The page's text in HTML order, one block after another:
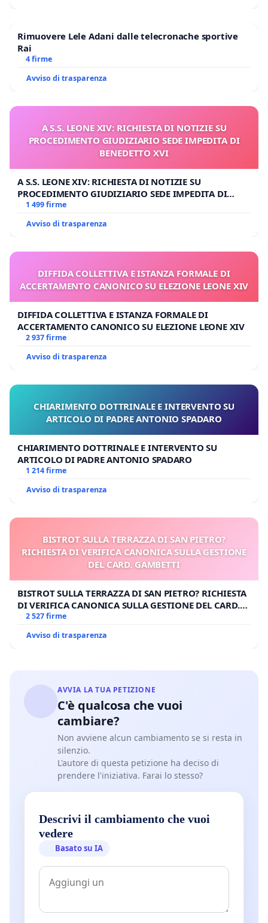
Rimuovere Lele Adani dalle telecronache sportive
Rai
4 firme
Avviso di trasparenza
A S.S. LEONE XIV: RICHIESTA DI NOTIZIE SU
PROCEDIMENTO GIUDIZIARIO SEDE IMPEDITA DI
BENEDETTO XVI
A S.S. LEONE XIV: RICHIESTA DI NOTIZIE SU
PROCEDIMENTO GIUDIZIARIO SEDE IMPEDITA DI
BENEDETTO XVI
1 499 firme
Avviso di trasparenza
DIFFIDA COLLETTIVA E ISTANZA FORMALE DI
ACCERTAMENTO CANONICO SU ELEZIONE LEONE XIV
DIFFIDA COLLETTIVA E ISTANZA FORMALE DI
ACCERTAMENTO CANONICO SU ELEZIONE LEONE XIV
2 937 firme
Avviso di trasparenza
CHIARIMENTO DOTTRINALE E INTERVENTO SU
ARTICOLO DI PADRE ANTONIO SPADARO
CHIARIMENTO DOTTRINALE E INTERVENTO SU
ARTICOLO DI PADRE ANTONIO SPADARO
1 214 firme
Avviso di trasparenza
BISTROT SULLA TERRAZZA DI SAN PIETRO?
RICHIESTA DI VERIFICA CANONICA SULLA GESTIONE
DEL CARD. GAMBETTI
BISTROT SULLA TERRAZZA DI SAN PIETRO? RICHIESTA
DI VERIFICA CANONICA SULLA GESTIONE DEL CARD.
GAMBETTI
2 527 firme
Avviso di trasparenza
AVVIA LA TUA PETIZIONE
C'è qualcosa che vuoi
cambiare?
Non avviene alcun cambiamento se si resta in
silenzio.
L'autore di questa petizione ha deciso di
prendere l'iniziativa. Farai lo stesso?
Descrivi il cambiamento che vuoi
vedere
Basato su IA